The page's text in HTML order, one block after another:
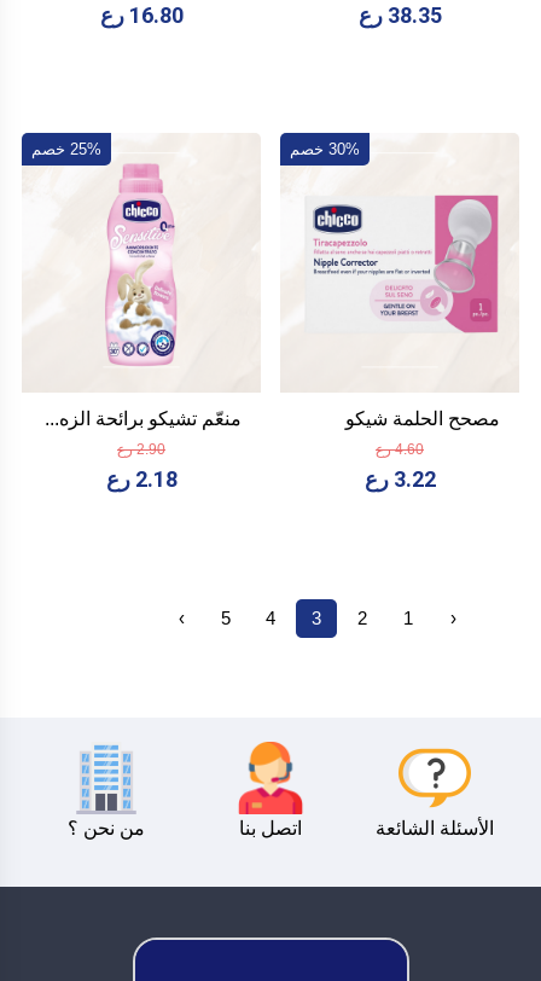
38.35 رع 16.80 رع
30% خصم
مصحح الحلمة شيكو
4.60 رع
3.22 رع
25% خصم
منعّم تشيكو برائحة الزه...
2.90 رع
2.18 رع
‹
1
2
3
4
5
›
من نحن ؟ اتصل بنا الأسئلة الشائعة